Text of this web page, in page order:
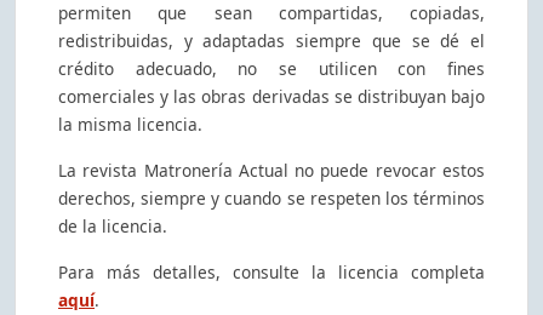
permiten que sean compartidas, copiadas,
redistribuidas, y adaptadas siempre que se dé el
crédito adecuado, no se utilicen con fines
comerciales y las obras derivadas se distribuyan bajo
la misma licencia.
La revista Matronería Actual no puede revocar estos
derechos, siempre y cuando se respeten los términos
de la licencia.
Para más detalles, consulte la licencia completa
aquí.